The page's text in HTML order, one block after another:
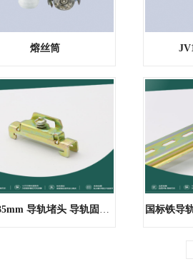
熔丝筒
DIN 35mm 导轨堵头 导轨固定件 C